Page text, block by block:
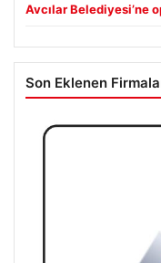
Avcılar Belediyesi’ne
Son Eklenen